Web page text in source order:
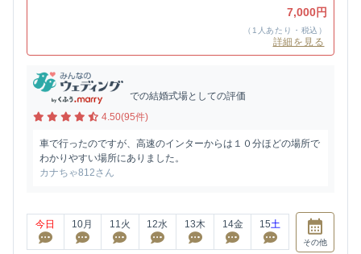
7,000円
（1人あたり・税込）
詳細を見る
での結婚式場としての評価
4.50(95件)
車で行ったのですが、高速のインターからは１０分ほどの場所で
わかりやすい場所にありました。
カナちゃ812さん
今日 10月 11火 12水 13木 14金 15土
その他